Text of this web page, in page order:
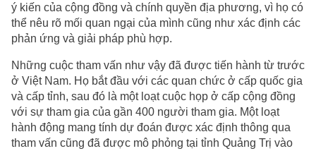
ý kiến của cộng đồng và chính quyền địa phương, vì họ có
thể nêu rõ mối quan ngại của mình cũng như xác định các
phản ứng và giải pháp phù hợp.
Những cuộc tham vấn như vậy đã được tiến hành từ trước
ở Việt Nam. Họ bắt đầu với các quan chức ở cấp quốc gia
và cấp tỉnh, sau đó là một loạt cuộc họp ở cấp cộng đồng
với sự tham gia của gần 400 người tham gia. Một loạt
hành động mang tính dự đoán được xác định thông qua
tham vấn cũng đã được mô phỏng tại tỉnh Quảng Trị vào